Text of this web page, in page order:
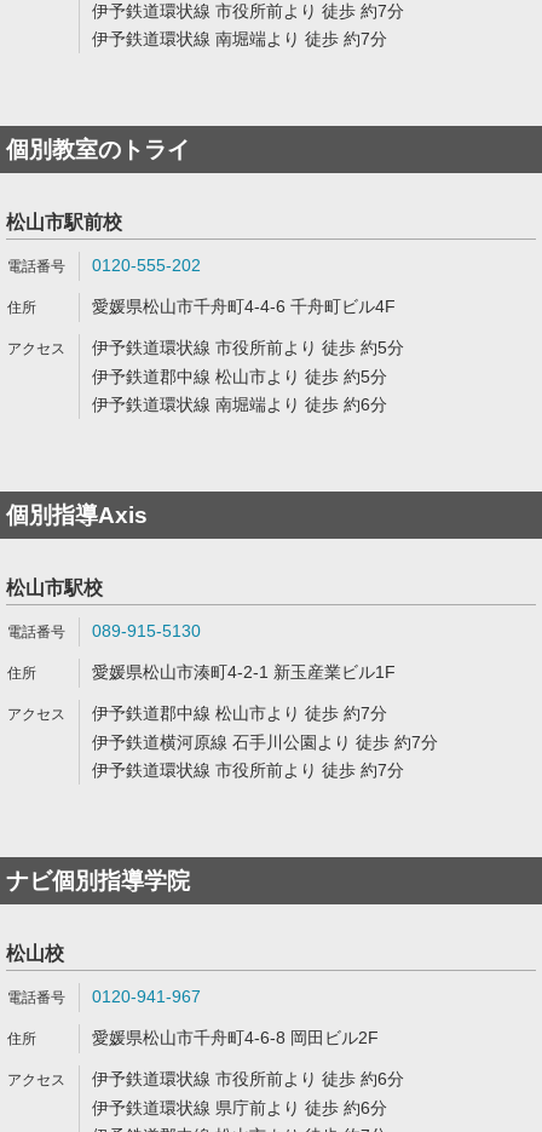
伊予鉄道環状線 市役所前より 徒歩 約7分
伊予鉄道環状線 南堀端より 徒歩 約7分
個別教室のトライ
松山市駅前校
0120-555-202
愛媛県松山市千舟町4-4-6 千舟町ビル4F
伊予鉄道環状線 市役所前より 徒歩 約5分
伊予鉄道郡中線 松山市より 徒歩 約5分
伊予鉄道環状線 南堀端より 徒歩 約6分
個別指導Axis
松山市駅校
089-915-5130
愛媛県松山市湊町4-2-1 新玉産業ビル1F
伊予鉄道郡中線 松山市より 徒歩 約7分
伊予鉄道横河原線 石手川公園より 徒歩 約7分
伊予鉄道環状線 市役所前より 徒歩 約7分
ナビ個別指導学院
松山校
0120-941-967
愛媛県松山市千舟町4-6-8 岡田ビル2F
伊予鉄道環状線 市役所前より 徒歩 約6分
伊予鉄道環状線 県庁前より 徒歩 約6分